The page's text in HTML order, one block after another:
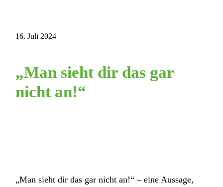
16. Juli 2024
„Man sieht dir das gar
nicht an!“
„Man sieht dir das gar nicht an!“ – eine Aussage,